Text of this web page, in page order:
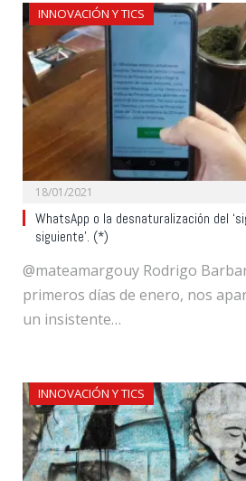
INNOVACIÓN Y TICS
18/01/2021
WhatsApp o la desnaturalización del
siguiente’. (*)
@mateamargouy Rodrigo
primeros días de enero, nos
un insistente…
INNOVACIÓN Y TICS